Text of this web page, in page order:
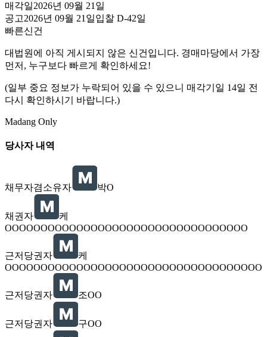
매각일2026년 09월 21일
공고2026년 09월 21일입찰 D-42일
빠른신건
대법원에 아직 게시되지 않은 신건입니다. 경매마당에서 가장
먼저, 누구보다 빠르게 확인하세요!
(일부 중요 정보가 누락되어 있을 수 있으니 매각기일 14일 전
다시 확인하시기 바랍니다.)
Madang Only
당사자 내역
채무자겸소유자 박O
채권자
케
OOOOOOOOOOOOOOOOOOOOOOOOOOOOOOOOOO
근저당권자
케
OOOOOOOOOOOOOOOOOOOOOOOOOOOOOOOOOOOO
근저당권자 조OO
근저당권자 구OO